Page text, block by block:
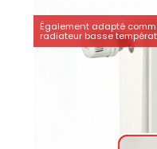
Également adapté
radiateur basse